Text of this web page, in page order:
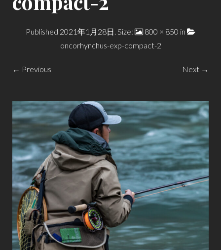
Published 2021年1月28日. Size: 800 × 850 in
oncorhynchus-exp-compact-2
← Previous Next →